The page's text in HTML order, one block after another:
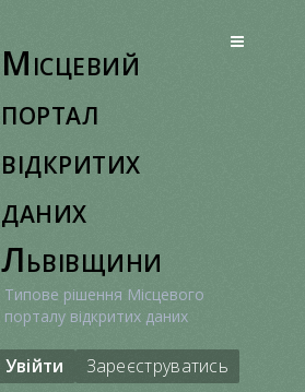
Місцевий
портал
відкритих
даних
Львівщини
Типове рішення Місцевого
порталу відкритих даних
Увійти Зареєструватись